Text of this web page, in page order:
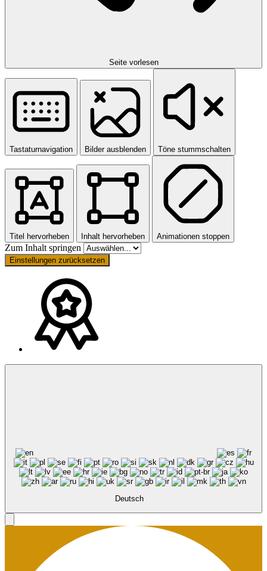
Seite vorlesen
Tastaturnavigation Bilder ausblenden Töne stummschalten
Titel hervorheben Inhalt hervorheben Animationen stoppen
Zum Inhalt springen
Einstellungen zurücksetzen
Deutsch